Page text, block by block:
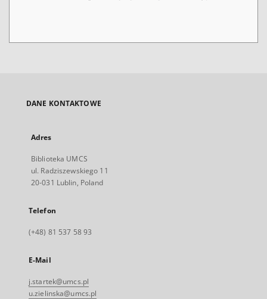
DANE KONTAKTOWE
Adres
Biblioteka UMCS
ul. Radziszewskiego 11
20-031 Lublin, Poland
Telefon
(+48) 81 537 58 93
E-Mail
j.startek@umcs.pl
u.zielinska@umcs.pl